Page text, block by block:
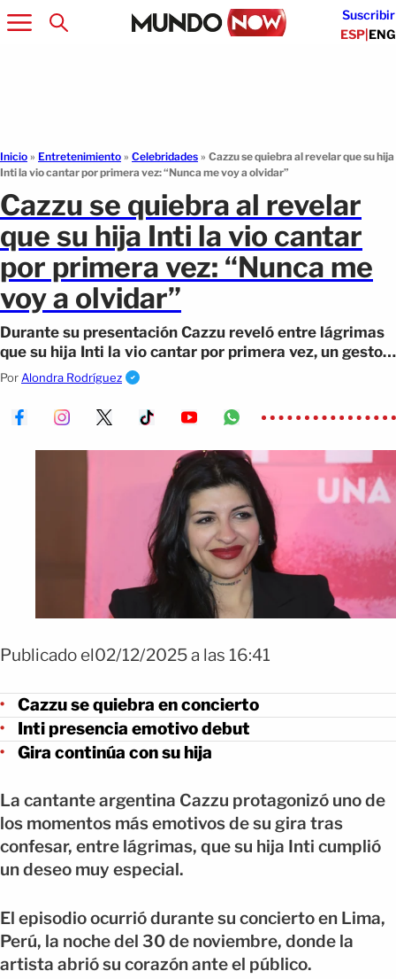
Suscribir
ESP|ENG
Inicio » Entretenimiento » Celebridades » Cazzu se quiebra al revelar que su hija
Inti la vio cantar por primera vez: “Nunca me voy a olvidar”
Cazzu se quiebra al revelar
que su hija Inti la vio cantar
por primera vez: “Nunca me
voy a olvidar”
Durante su presentación Cazzu reveló entre lágrimas
que su hija Inti la vio cantar por primera vez, un gesto
que emocionó al público
Por Alondra Rodríguez
Publicado el02/12/2025 a las 16:41
Cazzu se quiebra en concierto
Inti presencia emotivo debut
Gira continúa con su hija
La cantante argentina Cazzu protagonizó uno de
los momentos más emotivos de su gira tras
confesar, entre lágrimas, que su hija Inti cumplió
un deseo muy especial.
El episodio ocurrió durante su concierto en Lima,
Perú, la noche del 30 de noviembre, donde la
artista abrió su corazón ante el público.